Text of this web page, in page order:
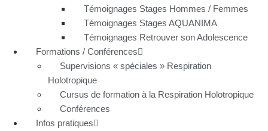
Témoignages Stages Hommes / Femmes
Témoignages Stages AQUANIMA
Témoignages Retrouver son Adolescence
Formations / Conférences
Supervisions « spéciales » Respiration
Holotropique
Cursus de formation à la Respiration Holotropique
Conférences
Infos pratiques